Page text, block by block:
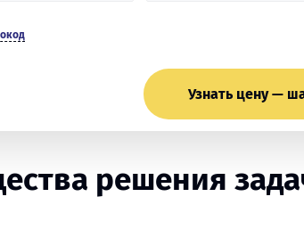
Узнать цену —
решения